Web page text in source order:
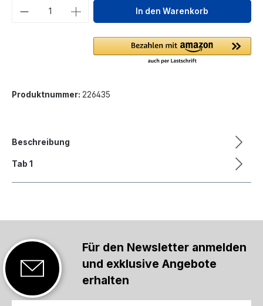
Produkt Anzahl: Gib denIn den Warenkorb
Produktnummer: 226435
Beschreibung
Tab 1
Für den Newsletter anmelden
und exklusive Angebote
erhalten